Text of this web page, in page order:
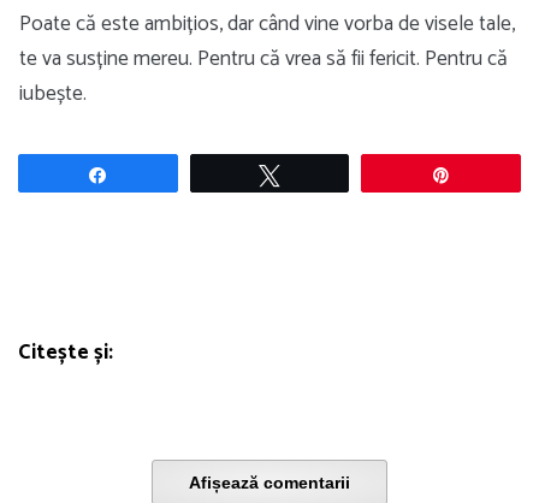
Poate că este ambițios, dar când vine vorba de visele tale,
te va susține mereu. Pentru că vrea să fii fericit. Pentru că
iubește.
Citește și:
Afișează comentarii